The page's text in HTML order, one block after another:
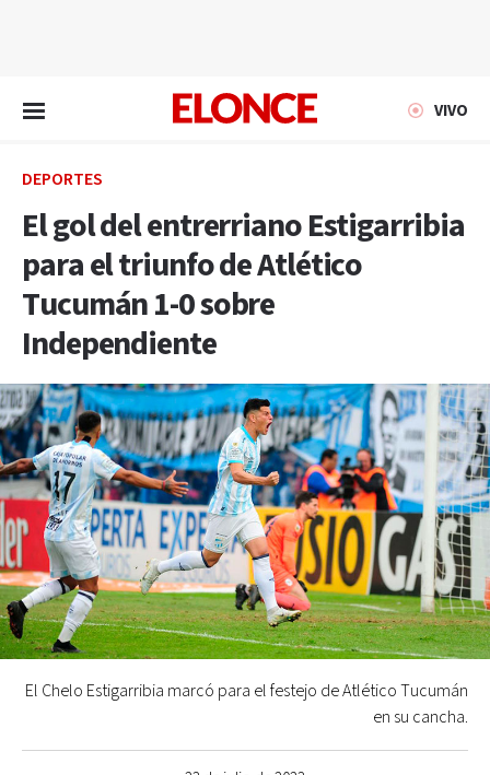
VIVO
DEPORTES
El gol del entrerriano Estigarribia
para el triunfo de Atlético
Tucumán 1-0 sobre
Independiente
El Chelo Estigarribia marcó para el festejo de Atlético Tucumán
en su cancha.